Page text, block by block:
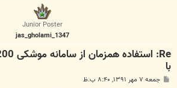
Junior Poster
jas_gholami_1347
با
پ جمعه ۷ مهر ۱۳۹۱, ۸:۴۰ ب.ظ